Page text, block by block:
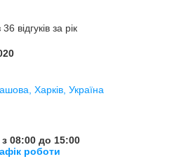
відгуків за рік
Харків, Україна
08:00 до 15:00
роботи